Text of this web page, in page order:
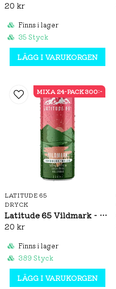
20 kr
Finns i lager
35 Styck
LÄGG I VARUKORGEN
LATITUDE 65
DRYCK
Latitude 65 Vildmark - Jordgubb/Melon 330ml
20 kr
Finns i lager
389 Styck
LÄGG I VARUKORGEN
MIXA 24-PACK 300:-